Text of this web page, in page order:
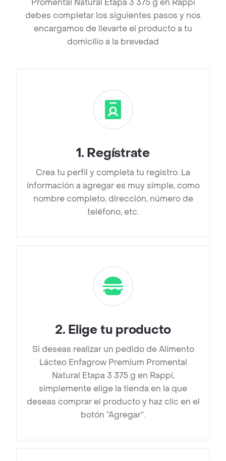
Promental Natural Etapa 3 375 g en Rappi
debes completar los siguientes pasos y nos
encargamos de llevarte el producto a tu
domicilio a la brevedad
1. Regístrate
Crea tu perfil y completa tu registro. La
información a agregar es muy simple, como
nombre completo, dirección, número de
teléfono, etc.
2. Elige tu producto
Si deseas realizar un pedido de Alimento
Lácteo Enfagrow Premium Promental
Natural Etapa 3 375 g en Rappi,
simplemente elige la tienda en la que
deseas comprar el producto y haz clic en el
botón “Agregar”.